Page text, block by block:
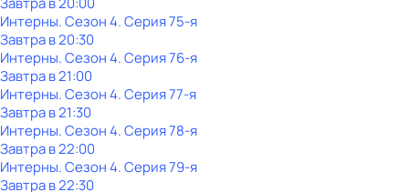
Интерны. Сезон 4. Серия 75-я
Завтра в 20:30
Интерны. Сезон 4. Серия 76-я
Завтра в 21:00
Интерны. Сезон 4. Серия 77-я
Завтра в 21:30
Интерны. Сезон 4. Серия 78-я
Завтра в 22:00
Интерны. Сезон 4. Серия 79-я
Завтра в 22:30